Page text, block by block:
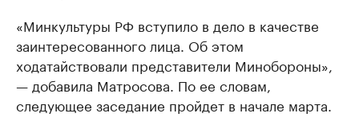
«Минкультуры РФ вступило в дело в качестве
заинтересованного лица. Об этом
ходатайствовали представители Минобороны»,
— добавила Матросова. По ее словам,
следующее заседание пройдет в начале марта.